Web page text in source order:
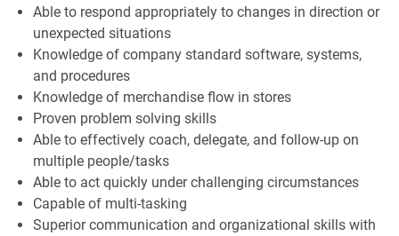
Able to respond appropriately to changes in direction or
unexpected situations
Knowledge of company standard software, systems,
and procedures
Knowledge of merchandise flow in stores
Proven problem solving skills
Able to effectively coach, delegate, and follow-up on
multiple people/tasks
Able to act quickly under challenging circumstances
Capable of multi-tasking
Superior communication and organizational skills with